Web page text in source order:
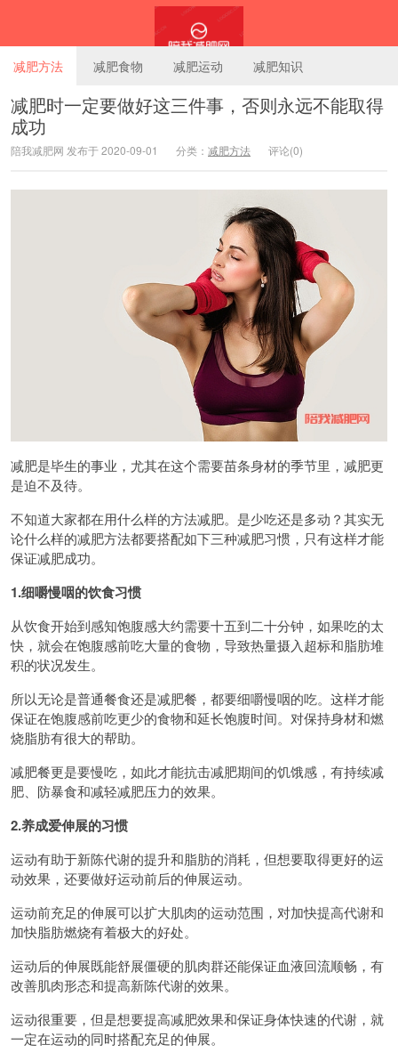
减肥方法 减肥食物 减肥运动 减肥知识
减肥时一定要做好这三件事，否则永远不能取得
成功
陪我减肥网 发布于 2020-09-01 分类： 减肥方法 评论(0)
减肥是毕生的事业，尤其在这个需要苗条身材的季节里，减肥更
是迫不及待。
不知道大家都在用什么样的方法减肥。是少吃还是多动？其实无
论什么样的减肥方法都要搭配如下三种减肥习惯，只有这样才能
保证减肥成功。
1.细嚼慢咽的饮食习惯
从饮食开始到感知饱腹感大约需要十五到二十分钟，如果吃的太
快，就会在饱腹感前吃大量的食物，导致热量摄入超标和脂肪堆
积的状况发生。
所以无论是普通餐食还是减肥餐，都要细嚼慢咽的吃。这样才能
保证在饱腹感前吃更少的食物和延长饱腹时间。对保持身材和燃
烧脂肪有很大的帮助。
减肥餐更是要慢吃，如此才能抗击减肥期间的饥饿感，有持续减
肥、防暴食和减轻减肥压力的效果。
2.养成爱伸展的习惯
运动有助于新陈代谢的提升和脂肪的消耗，但想要取得更好的运
动效果，还要做好运动前后的伸展运动。
运动前充足的伸展可以扩大肌肉的运动范围，对加快提高代谢和
加快脂肪燃烧有着极大的好处。
运动后的伸展既能舒展僵硬的肌肉群还能保证血液回流顺畅，有
改善肌肉形态和提高新陈代谢的效果。
运动很重要，但是想要提高减肥效果和保证身体快速的代谢，就
一定在运动的同时搭配充足的伸展。